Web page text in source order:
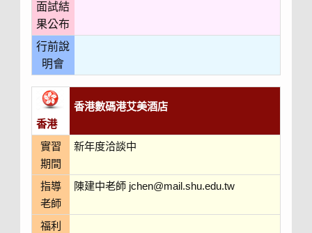
面試結
果公布
行前說
明會
香港
香港數碼港艾美酒店
實習
期間
新年度洽談中
指導
老師
陳建中老師 jchen@mail.shu.edu.tw
福利